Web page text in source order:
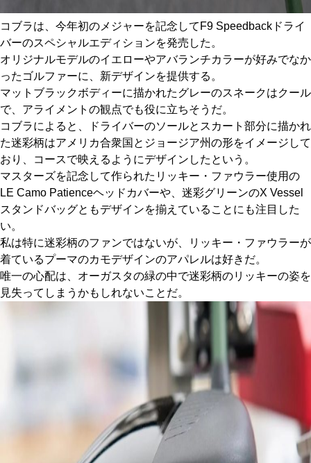
コブラは、今年初のメジャーを記念してF9 Speedbackドライ
バーのスペシャルエディションを発売した。
オリジナルモデルのイエローやアバランチカラーが好みでなか
ったゴルファーに、新デザインを提供する。
マットブラックボディーに描かれたグレーのスネークはクール
で、アライメントの観点でも役に立ちそうだ。
コブラによると、ドライバーのソールとスカート部分に描かれ
た迷彩柄はアメリカ合衆国とジョージア州の形をイメージして
おり、コースで映えるようにデザインしたという。
マスターズを記念して作られたリッキー・ファウラー使用の
LE Camo Patienceヘッドカバーや、迷彩グリーンのX Vessel
スタンドバッグともデザインを揃えていることにも注目した
い。
私は特に迷彩柄のファンではないが、リッキー・ファウラーが
着ているプーマのカモデザインのアパレルは好きだ。
唯一の心配は、オーガスタの緑の中で迷彩柄のリッキーの姿を
見失ってしまうかもしれないことだ。